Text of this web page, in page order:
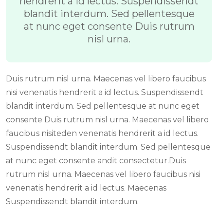
blandit interdum. Sed pellentesque
at nunc eget consente Duis rutrum
nisl urna.
Duis rutrum nisl urna. Maecenas vel libero faucibus
nisi venenatis hendrerit a id lectus. Suspendissendt
blandit interdum. Sed pellentesque at nunc eget
consente Duis rutrum nisl urna. Maecenas vel libero
faucibus nisiteden venenatis hendrerit a id lectus.
Suspendissendt blandit interdum. Sed pellentesque
at nunc eget consente andit consectetur.Duis
rutrum nisl urna. Maecenas vel libero faucibus nisi
venenatis hendrerit a id lectus. Maecenas
Suspendissendt blandit interdum.